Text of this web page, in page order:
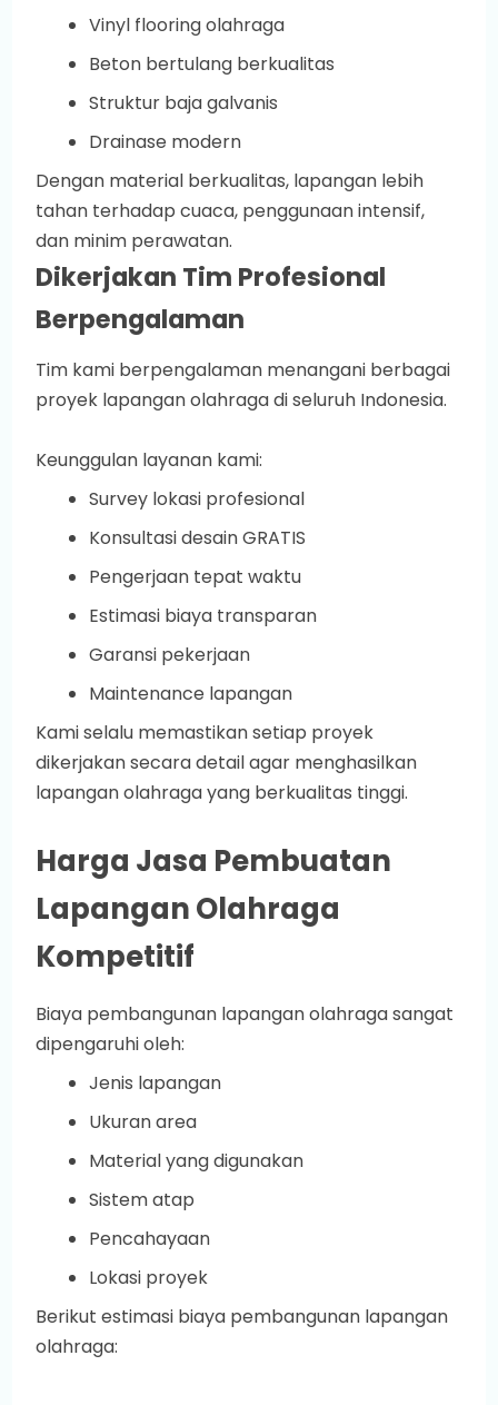
Vinyl flooring olahraga
Beton bertulang berkualitas
Struktur baja galvanis
Drainase modern
Dengan material berkualitas, lapangan lebih
tahan terhadap cuaca, penggunaan intensif,
dan minim perawatan.
Dikerjakan Tim Profesional
Berpengalaman
Tim kami berpengalaman menangani berbagai
proyek lapangan olahraga di seluruh Indonesia.
Keunggulan layanan kami:
Survey lokasi profesional
Konsultasi desain GRATIS
Pengerjaan tepat waktu
Estimasi biaya transparan
Garansi pekerjaan
Maintenance lapangan
Kami selalu memastikan setiap proyek
dikerjakan secara detail agar menghasilkan
lapangan olahraga yang berkualitas tinggi.
Harga Jasa Pembuatan
Lapangan Olahraga
Kompetitif
Biaya pembangunan lapangan olahraga sangat
dipengaruhi oleh:
Jenis lapangan
Ukuran area
Material yang digunakan
Sistem atap
Pencahayaan
Lokasi proyek
Berikut estimasi biaya pembangunan lapangan
olahraga: